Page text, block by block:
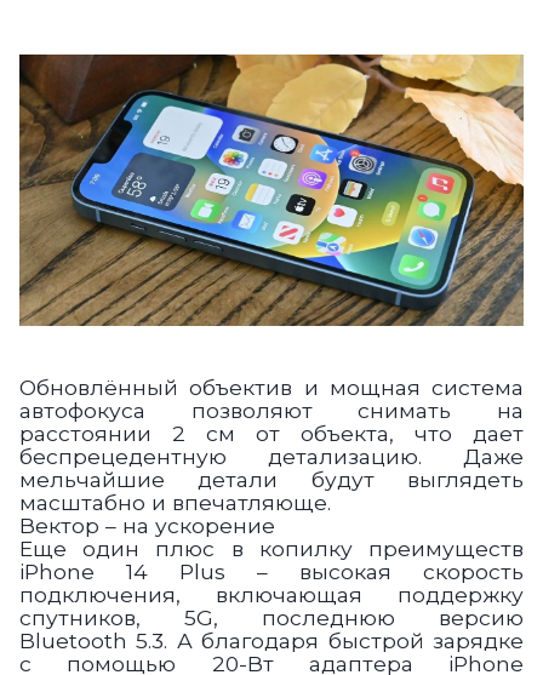
Обновлённый объектив и мощная система
автофокуса позволяют снимать на
расстоянии 2 см от объекта, что дает
беспрецедентную детализацию. Даже
мельчайшие детали будут выглядеть
масштабно и впечатляюще.
Вектор – на ускорение
Еще один плюс в копилку преимуществ
iPhone 14 Plus – высокая скорость
подключения, включающая поддержку
спутников, 5G, последнюю версию
Bluetooth 5.3. А благодаря быстрой зарядке
с помощью 20-Вт адаптера iPhone